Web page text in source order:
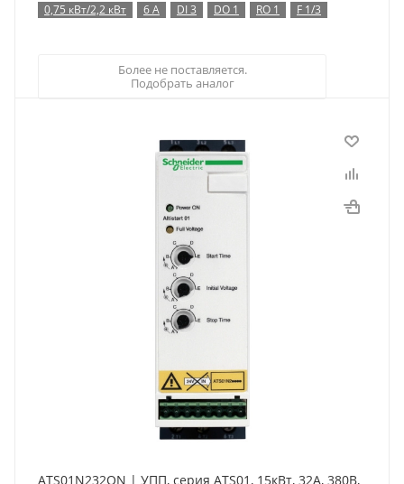
0,75 кВт/2,2 кВт
6 А DI 3 DO 1 RO 1 F 1/3
Более не поставляется.
Подобрать аналог
ATS01N232QN | УПП, серия ATS01, 15кВт, 32А, 380В,